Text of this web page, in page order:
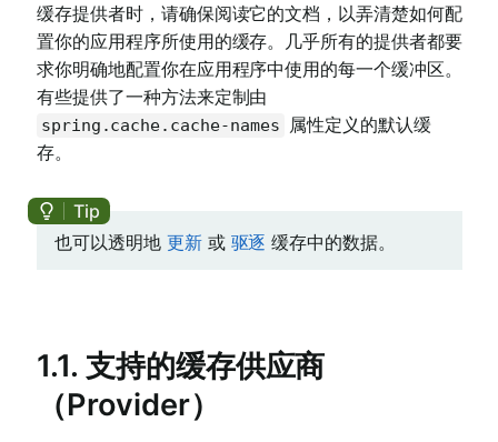
缓存提供者时，请确保阅读它的文档，以弄清楚如何配
置你的应用程序所使用的缓存。几乎所有的提供者都要
求你明确地配置你在应用程序中使用的每一个缓冲区。
有些提供了一种方法来定制由
spring.cache.cache-names
属性定义的默认缓
存。
也可以透明地 更新或 驱逐 缓存中的数据。
1.1. 支持的缓存供应商
（Provider）